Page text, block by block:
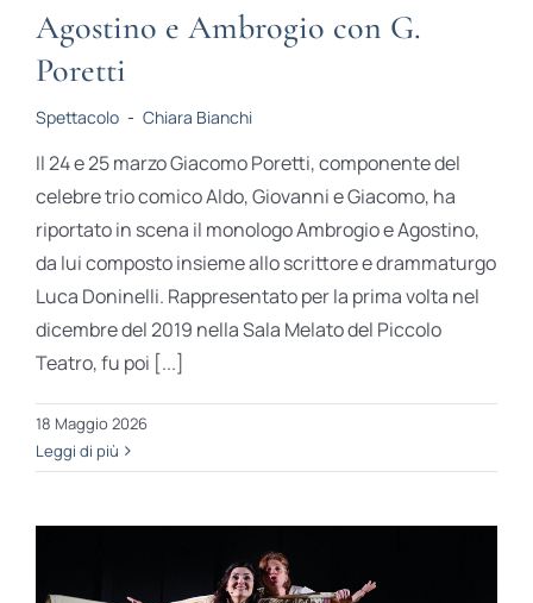
Agostino e Ambrogio con G.
Poretti
Spettacolo - Chiara Bianchi
Il 24 e 25 marzo Giacomo Poretti, componente del
celebre trio comico Aldo, Giovanni e Giacomo, ha
riportato in scena il monologo Ambrogio e Agostino,
da lui composto insieme allo scrittore e drammaturgo
Luca Doninelli. Rappresentato per la prima volta nel
dicembre del 2019 nella Sala Melato del Piccolo
Teatro, fu poi [...]
18 Maggio 2026
Leggi di più